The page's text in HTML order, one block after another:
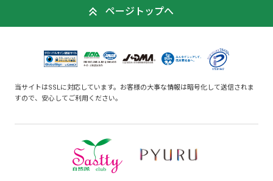
ページトップへ
当サイトはSSLに対応しています。お客様の大事な情報は暗号化して送信されま
すので、安心してご利用ください。